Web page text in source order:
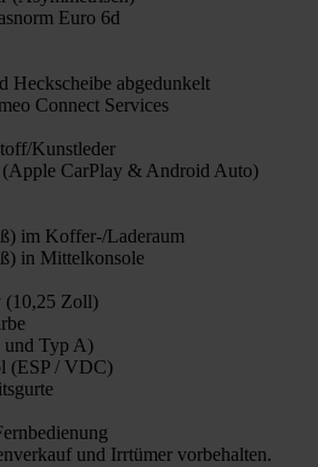
Euro 6d
Heck­schei­be abge­dun­kelt
Con­nect Ser­vices
Kunstleder
(Apple Car­Play & Android Auto)
im Kof­fer-/La­de­raum
in Mit­tel­kon­so­le
(10,25 Zoll)
und Typ A)
(ESP / VDC)
und Irr­tü­mer vor­be­hal­ten.